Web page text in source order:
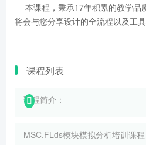
本课程，秉承17年积累的教学品
将会与您分享设计的全流程以及工
课程列表
课程简介：
MSC.FLds模块模拟分析培训课程